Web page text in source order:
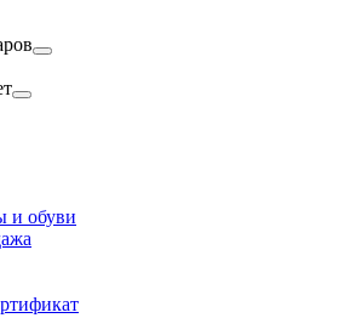
и обуви